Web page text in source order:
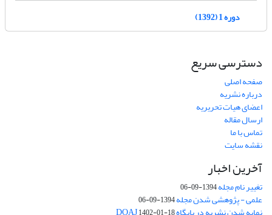
دوره 1 (1392)
دسترسی سریع
صفحه اصلی
درباره نشریه
اعضای هیات تحریریه
ارسال مقاله
تماس با ما
نقشه سایت
آخرین اخبار
تغییر نام مجله1394-09-06
علمی - پژوهشی شدن مجله1394-09-06